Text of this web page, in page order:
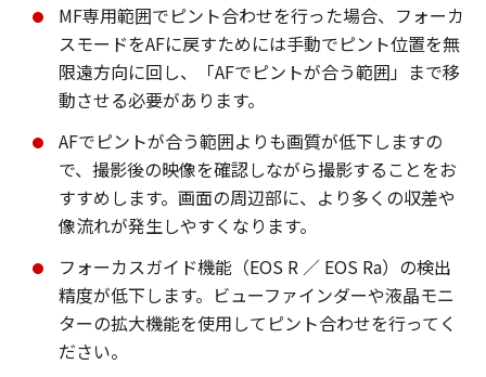
MF専用範囲でピント合わせを行った場合、フォーカ
スモードをAFに戻すためには手動でピント位置を無
限遠方向に回し、「AFでピントが合う範囲」まで移
動させる必要があります。
AFでピントが合う範囲よりも画質が低下しますの
で、撮影後の映像を確認しながら撮影することをお
すすめします。画面の周辺部に、より多くの収差や
像流れが発生しやすくなります。
フォーカスガイド機能（EOS R ／ EOS Ra）の検出
精度が低下します。ビューファインダーや液晶モニ
ターの拡大機能を使用してピント合わせを行ってく
ださい。